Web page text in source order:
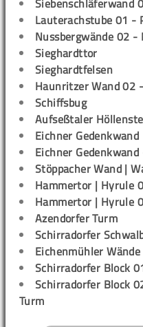
Lauterachstube 01 -
Nussbergwände 02 -
Sieghardttor
Sieghardtfelsen
Haunritzer Wand 02
Schiffsbug
Aufseßtaler
Eichner Gedenkwand
Eichner
Stöppacher Wand |
Hammertor | Hyrule
Hammertor | Hyrule
Azendorfer Turm
Schirradorfer
Eichenmühler
Schirradorfer Block
Schirradorfer Block
Turm